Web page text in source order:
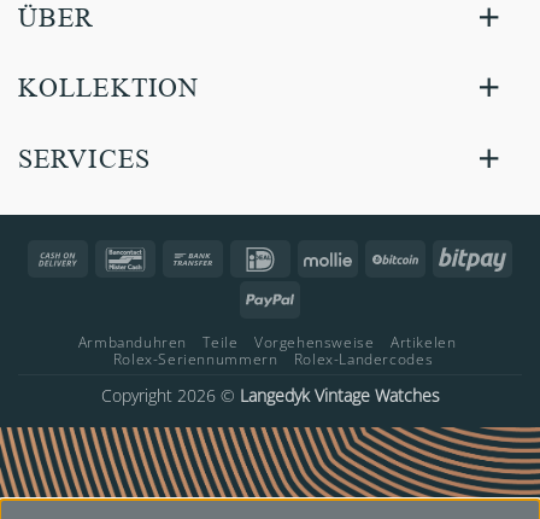
ÜBER
KOLLEKTION
SERVICES
Cash
Bancontact Bank
IDeal Mollie BitCoin
PayPal
Armbanduhren Teile Vorgehensweise
Artikelen
Rolex-Seriennummern
Rolex-Landercodes
Copyright 2026 © Langedyk Vintage Watches